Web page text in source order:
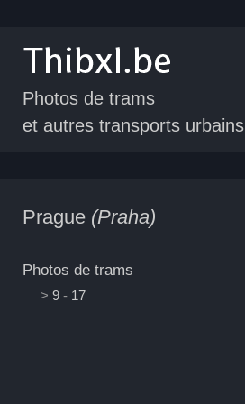
Photos de trams
et autres transports urbains
Prague (Praha)
Photos de trams
> 9 - 17